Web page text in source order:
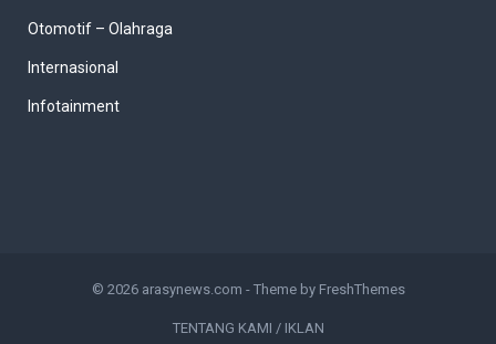
Otomotif – Olahraga
Internasional
Infotainment
© 2026 arasynews.com - Theme by FreshThemes
TENTANG KAMI / IKLAN